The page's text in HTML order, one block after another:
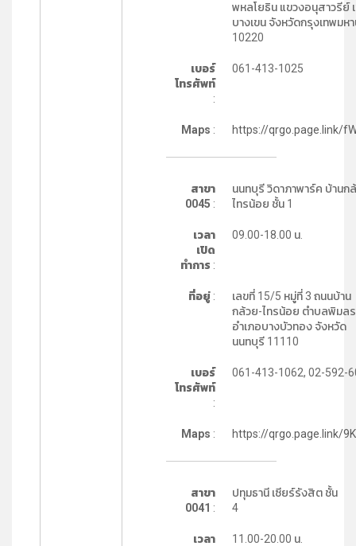
พหลโยธิน แขวงอนุสาวรีย์
บางเขน จังหวัดกรุงเทพมห
10220
เบอร์
โทรศัพท์
:
061-413-1025
Maps : https://qrgo.page.link/
สาขา
0045 :
นนทบุรี วิดาภาพาร์ค บ้านก
ไทรน้อย ชั้น 1
เวลา
เปิด
ทำการ :
09.00-18.00 น.
ที่อยู่:
เลขที่ 15/5 หมู่ที่ 3 ถนนบ้าน
กล้วย-ไทรน้อย ตำบลพิมล
อำเภอบางบัวทอง จังหวัด
นนทบุรี 11110
เบอร์
โทรศัพท์
:
061-413-1062, 02-592-
Maps : https://qrgo.page.link/
สาขา
0041 :
ปทุมธานี เซียร์รังสิต ชั้น
4
เวลา 11.00-20.00 น.